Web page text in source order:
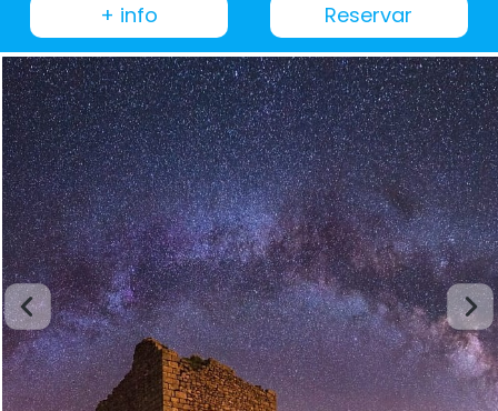
+ info Reservar